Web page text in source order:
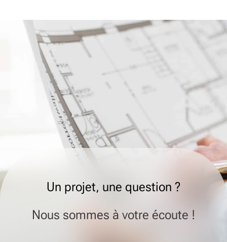
Un projet, une question ?
Nous sommes à votre écoute !